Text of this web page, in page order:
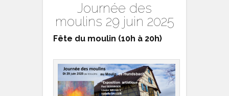
Journée des
moulins 29 juin 2025
Fête du moulin (10h à 20h)